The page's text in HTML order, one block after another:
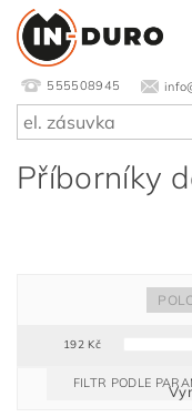
555508945
Příborníky
192Kč
FILTR PODLE